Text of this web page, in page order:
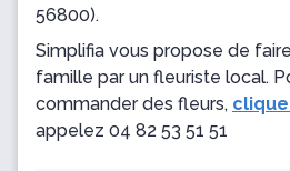
56800).
Simplifia vous propose de
famille par un fleuriste local.
commander des fleurs,
appelez 04 82 53 51 51